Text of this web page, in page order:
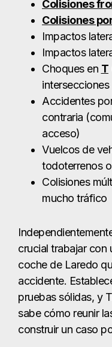
acceso)
Vuelcos de
todoterrenos o
Colisiones
mucho tráfico
crucial trabajar
coche de Laredo
accidente.
pruebas sólidas, y
sabe cómo reunir
construir un caso
en
La negligencia es
automovilísticos
deben seguir las